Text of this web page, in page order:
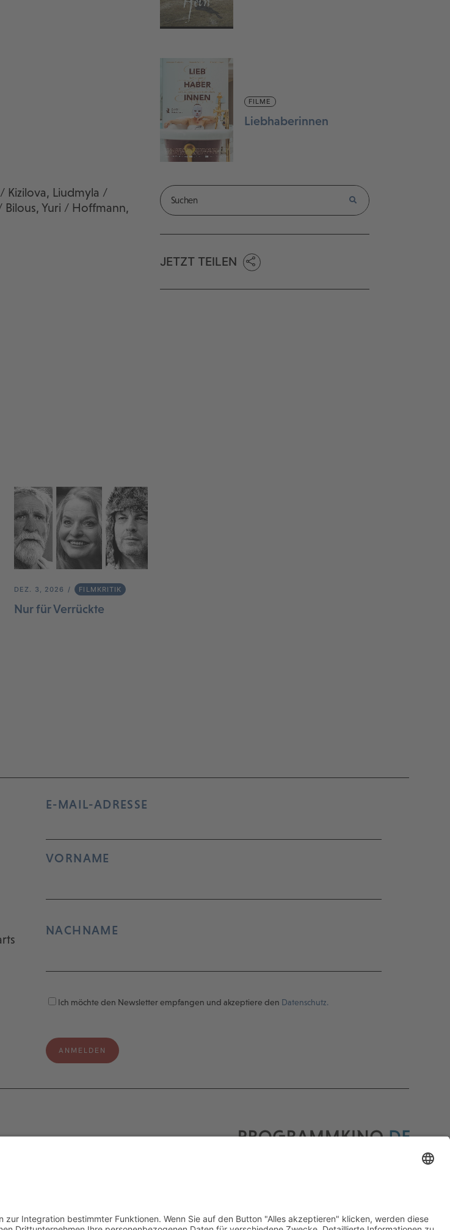
Kizilova, Liudmyla /
Bilous, Yuri / Hoffmann,
DEZ. 3, 2026 FILMKRITIK
Nur für Verrückte
FILME
Liebhaberinnen
JETZT TEILEN
E-MAIL-ADRESSE
VORNAME
NACHNAME
Ich möchte den Newsletter empfangen und akzeptiere den Datenschutz.
Cookie-Einstellungen
verzichten. Wo möglich setzen wir auf eine